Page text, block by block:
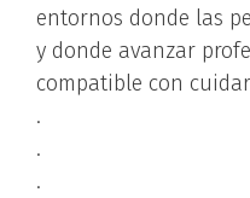
entornos donde las
y donde avanzar
compatible con
.
.
.